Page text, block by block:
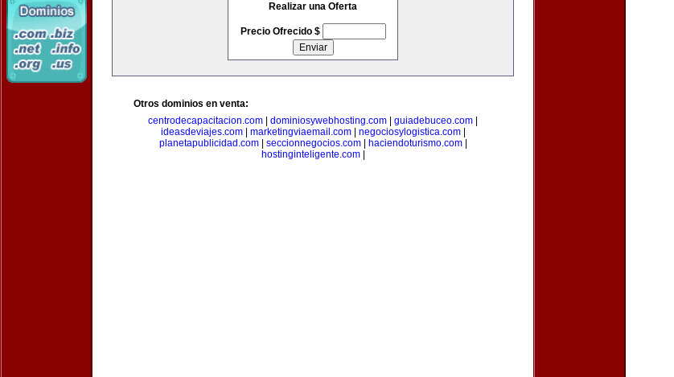
Realizar una Oferta
Precio Ofrecido $
Otros dominios en venta:
centrodecapacitacion.com
dominiosywebhosting.com guiadebuceo.com
ideasdeviajes.com| marketingviaemail.com| negociosylogistica.com|
planetapublicidad.com| seccionnegocios.com| haciendoturismo.com|
hostinginteligente.com|